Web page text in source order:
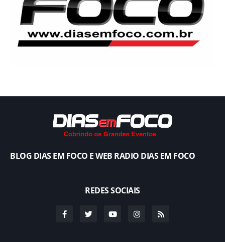
BLOG DIAS EM FOCO E WEB RADIO DIAS EM FOCO
REDES SOCIAIS